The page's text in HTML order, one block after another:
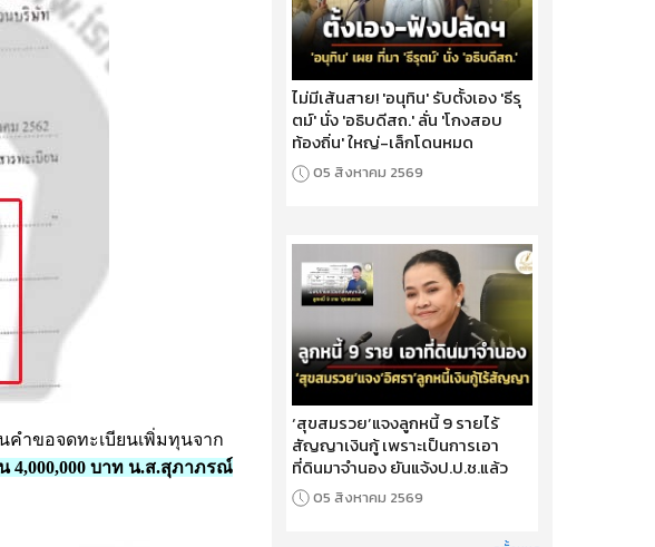
คำขอจดทะเบียนเพิ่มทุนจาก
4,000,000 บาท น.ส.สุภาภรณ์
ไม่มีเส้นสาย! 'อนุทิน' รับตั้งเอง 'ธีรุ
ตม์' นั่ง 'อธิบดีสถ.' ลั่น 'โกงสอบ
ท้องถิ่น' ใหญ่-เล็กโดนหมด
05 สิงหาคม 2569
‘สุขสมรวย’แจงลูกหนี้ 9 รายไร้
สัญญาเงินกู้ เพราะเป็นการเอา
ที่ดินมาจำนอง ยันแจ้งป.ป.ช.แล้ว
05 สิงหาคม 2569